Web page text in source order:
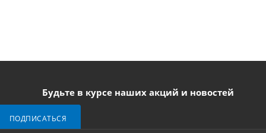
Будьте в курсе наших акций и новостей
ПОДПИСАТЬСЯ